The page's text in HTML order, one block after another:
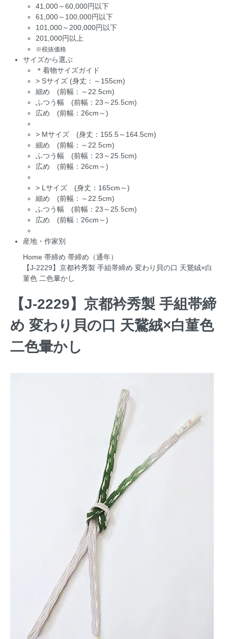
41,000～60,000円以下
61,000～100,000円以下
101,000～200,000円以下
201,000円以上
※税抜価格
サイズから選ぶ
＊着物サイズガイド
> Sサイズ (身丈：～155cm)
細め (前幅：～22.5cm)
ふつう幅 (前幅：23～25.5cm)
広め (前幅：26cm～)
> Mサイズ (身丈：155.5～164.5cm)
細め (前幅：～22.5cm)
ふつう幅 (前幅：23～25.5cm)
広め (前幅：26cm～)
> Lサイズ (身丈：165cm～)
細め (前幅：～22.5cm)
ふつう幅 (前幅：23～25.5cm)
広め (前幅：26cm～)
産地・作家別
Home 帯締め 帯締め（通年）
【J-2229】京都衿秀製 手組帯締め 変わり貝の口 天鵞絨×白
菫色 二色暈かし
【J-2229】京都衿秀製 手組帯締
め 変わり貝の口 天鵞絨×白菫色
二色暈かし